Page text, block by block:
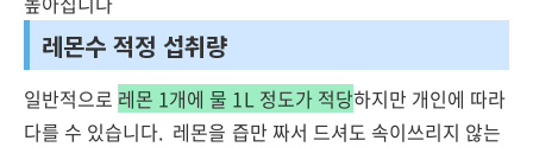
레몬수 적정 섭취량
일반적으로 레몬 1개에 물 1L 정도가 적당하지만 개인에 따라
다를 수 있습니다. 레몬을 즙만 짜서 드셔도 속이쓰리지 않는